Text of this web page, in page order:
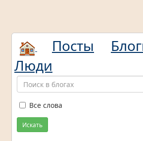
Посты
Люди
Все слова
Искать